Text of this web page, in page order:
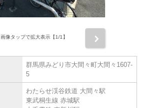
画像タップで拡大表示【1/1】
群馬県みどり市大間々町大間々1607-
5
わたらせ渓谷鉄道 大間々駅
東武桐生線 赤城駅